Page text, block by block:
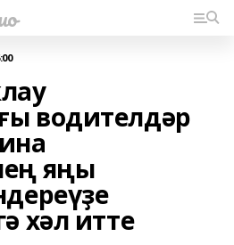
водителдәр
яңы
хәл итте